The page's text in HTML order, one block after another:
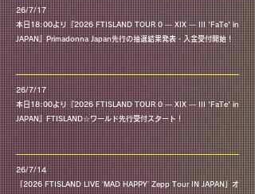
26/7/17
本日18:00より『2026 FTISLAND TOUR 0 — XIX — III 'FaTe' in
JAPAN』Primadonna Japan先行の抽選結果発表・入金受付開始！
本日18:00より『2026 FTISLAND TOUR 0 — XIX — III 'FaTe' in JAPAN』Primadonna Japan先行の抽選結果発表・入金受付開始！
26/7/17
本日18:00より『2026 FTISLAND TOUR 0 — XIX — III 'FaTe' in
JAPAN』FTISLAND☆ワールド先行受付スタート！
本日18:00より『2026 FTISLAND TOUR 0 — XIX — III 'FaTe' in JAPAN』FTISLAND☆ワールド先行受付スタート！
26/7/14
「2026 FTISLAND LIVE ‘MAD HAPPY’ Zepp Tour IN JAPAN」オ
「2026 FTISLAND LIVE ‘MAD HAPPY’ Zepp Tour IN JAPAN」オフィシャルグッズのオンライン販売がスタート！